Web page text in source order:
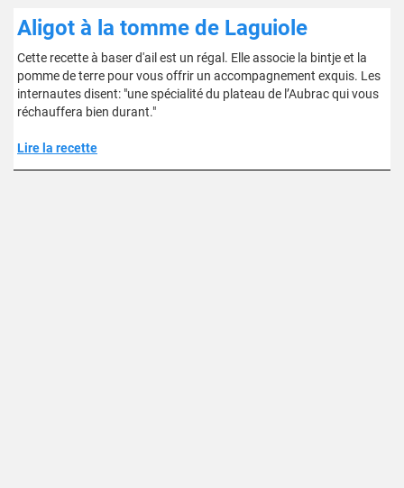
Aligot à la tomme de Laguiole
Cette recette à baser d'ail est un régal. Elle associe la bintje et la
pomme de terre pour vous offrir un accompagnement exquis. Les
internautes disent: "une spécialité du plateau de l’Aubrac qui vous
réchauffera bien durant."
Lire la recette